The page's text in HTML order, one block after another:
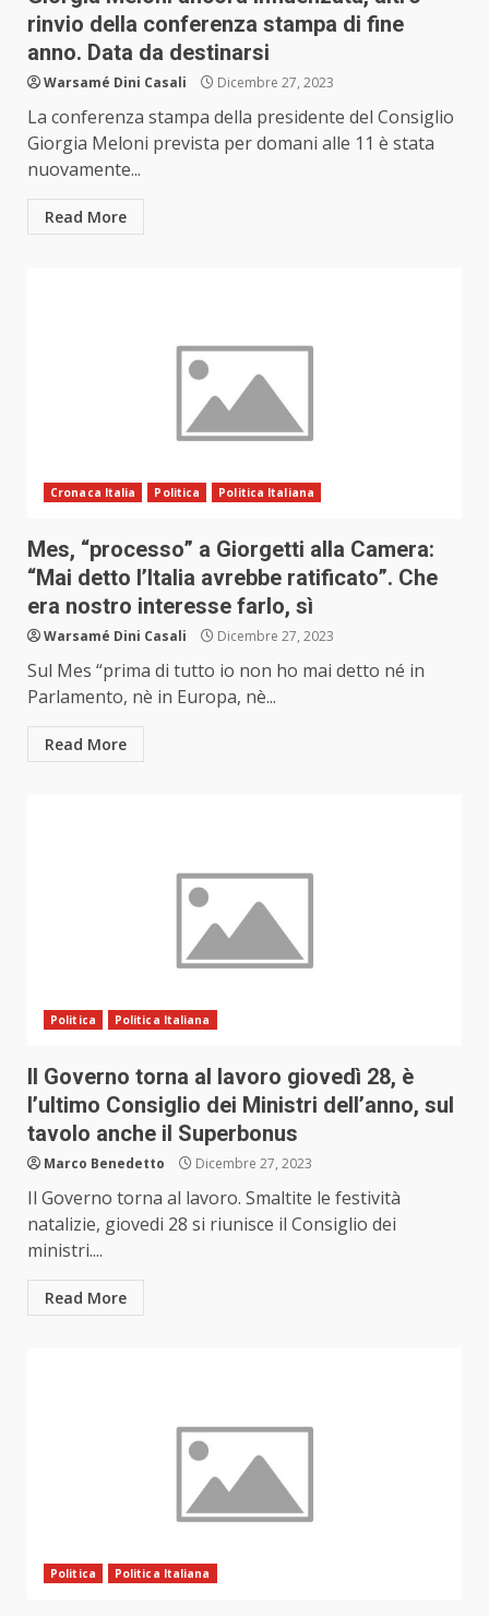
rinvio della conferenza stampa di fine
anno. Data da destinarsi
Warsamé Dini Casali Dicembre 27, 2023
La conferenza stampa della presidente del Consiglio
Giorgia Meloni prevista per domani alle 11 è stata
nuovamente...
Read More
Cronaca Italia Politica Politica Italiana
Mes, “processo” a Giorgetti alla Camera:
“Mai detto l’Italia avrebbe ratificato”. Che
era nostro interesse farlo, sì
Warsamé Dini Casali Dicembre 27, 2023
Sul Mes “prima di tutto io non ho mai detto né in
Parlamento, nè in Europa, nè...
Read More
Politica Politica Italiana
Il Governo torna al lavoro giovedì 28, è
l’ultimo Consiglio dei Ministri dell’anno, sul
tavolo anche il Superbonus
Marco Benedetto Dicembre 27, 2023
Il Governo torna al lavoro. Smaltite le festività
natalizie, giovedi 28 si riunisce il Consiglio dei
ministri....
Read More
Politica Politica Italiana